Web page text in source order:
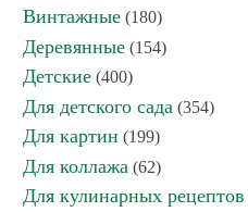
Винтажные (180)
Деревянные (154)
Детские (400)
Для детского сада (354)
Для картин (199)
Для коллажа (62)
Для кулинарных рецептов